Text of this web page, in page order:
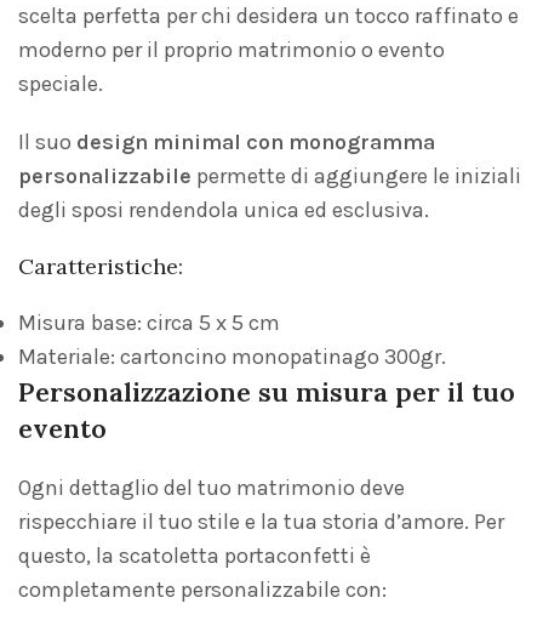
scelta perfetta per chi desidera un tocco raffinato e
moderno per il proprio matrimonio o evento
speciale.
Il suo design minimal con monogramma
personalizzabile permette di aggiungere le iniziali
degli sposi rendendola unica ed esclusiva.
Caratteristiche:
Misura base: circa 5 x 5 cm
Materiale: cartoncino monopatinago 300gr.
Personalizzazione su misura per il tuo
evento
Ogni dettaglio del tuo matrimonio deve
rispecchiare il tuo stile e la tua storia d’amore. Per
questo, la scatoletta portaconfetti è
completamente personalizzabile con: